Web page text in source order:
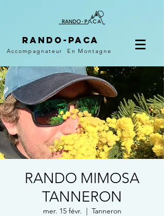
Rando-PACA
Accompagnateur En Montagne
RANDO MIMOSA
TANNERON
mer. 15 févr.
  |
Tanneron